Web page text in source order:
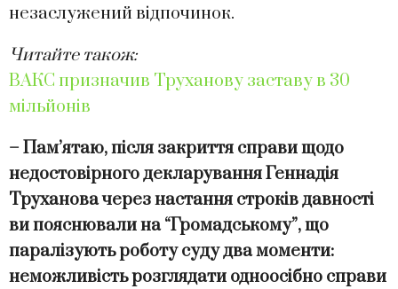
незаслужений відпочинок.
Читайте також:
ВАКС призначив Труханову заставу в 30
мільйонів
– Пам’ятаю, після закриття справи щодо
недостовірного декларування Геннадія
Труханова через настання строків давності
ви пояснювали на “Громадському”, що
паралізують роботу суду два моменти:
неможливість розглядати одноосібно справи